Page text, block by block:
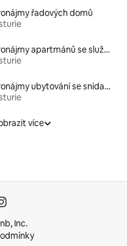
řadových domů
Pronájmy apartmánů se službami
Pronájmy ubytování se snídaní
více
Inc.